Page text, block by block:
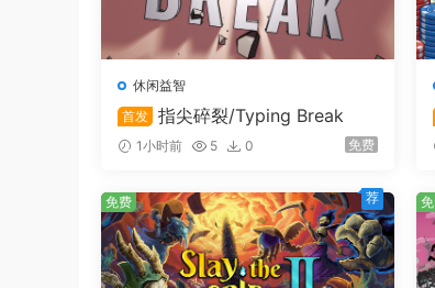
休闲益智
首发 指尖碎裂/Typing Break
1小时前 5 0 免费
免费 荐